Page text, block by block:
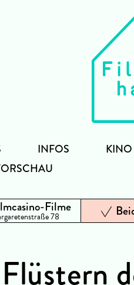
INFOS
Filme
78